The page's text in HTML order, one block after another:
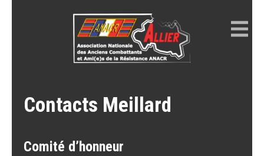
Contacts Meillard
Comité d’honneur